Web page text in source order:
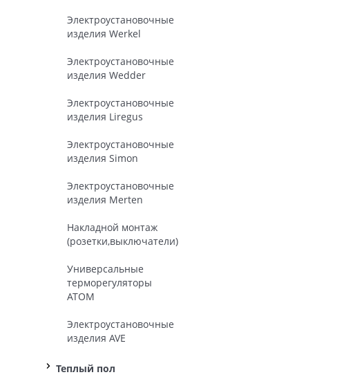
Электроустановочные
изделия Werkel
Электроустановочные
изделия Wedder
Электроустановочные
изделия Liregus
Электроустановочные
изделия Simon
Электроустановочные
изделия Merten
Накладной монтаж
(розетки,выключатели)
Универсальные
терморегуляторы
ATOM
Электроустановочные
изделия AVE
Теплый пол